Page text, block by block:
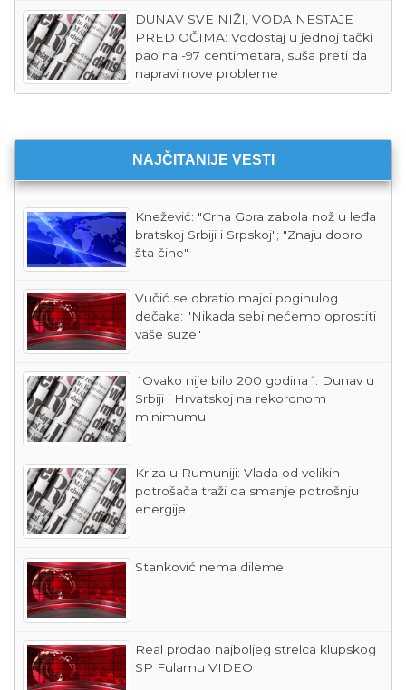
DUNAV SVE NIŽI, VODA NESTAJE
PRED OČIMA: Vodostaj u jednoj tački
pao na -97 centimetara, suša preti da
napravi nove probleme
NAJČITANIJE VESTI
Knežević: "Crna Gora zabola nož u leđa
bratskoj Srbiji i Srpskoj"; "Znaju dobro
šta čine"
Vučić se obratio majci poginulog
dečaka: "Nikada sebi nećemo oprostiti
vaše suze"
´Ovako nije bilo 200 godina´: Dunav u
Srbiji i Hrvatskoj na rekordnom
minimumu
Kriza u Rumuniji: Vlada od velikih
potrošača traži da smanje potrošnju
energije
Stanković nema dileme
Real prodao najboljeg strelca klupskog
SP Fulamu VIDEO